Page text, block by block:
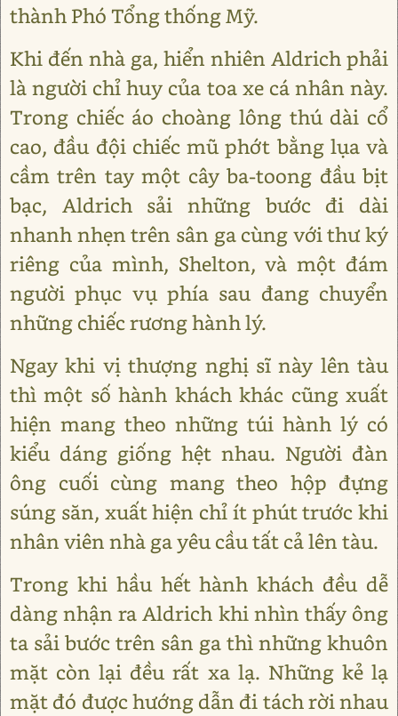
thành Phó Tổng thống Mỹ.
Khi đến nhà ga, hiển nhiên Aldrich phải
là người chỉ huy của toa xe cá nhân này.
Trong chiếc áo choàng lông thú dài cổ
cao, đầu đội chiếc mũ phớt bằng lụa và
cầm trên tay một cây ba-toong đầu bịt
bạc, Aldrich sải những bước đi dài
nhanh nhẹn trên sân ga cùng với thư ký
riêng của mình, Shelton, và một đám
người phục vụ phía sau đang chuyển
những chiếc rương hành lý.
Ngay khi vị thượng nghị sĩ này lên tàu
thì một số hành khách khác cũng xuất
hiện mang theo những túi hành lý có
kiểu dáng giống hệt nhau. Người đàn
ông cuối cùng mang theo hộp đựng
súng săn, xuất hiện chỉ ít phút trước khi
nhân viên nhà ga yêu cầu tất cả lên tàu.
Trong khi hầu hết hành khách đều dễ
dàng nhận ra Aldrich khi nhìn thấy ông
ta sải bước trên sân ga thì những khuôn
mặt còn lại đều rất xa lạ. Những kẻ lạ
mặt đó được hướng dẫn đi tách rời nhau